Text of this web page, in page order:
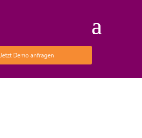
Jetzt Demo anfragen